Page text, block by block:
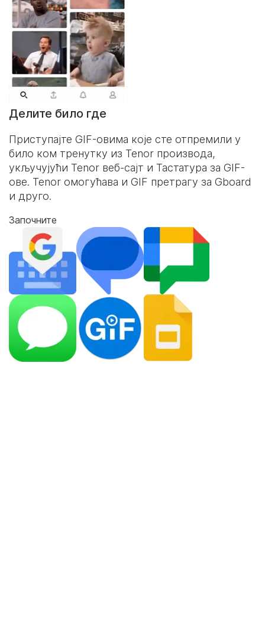
Делите било где
Приступајте GIF-овима које сте отпремили у
било ком тренутку из Tenor производа,
укључујући Tenor веб-сајт и Тастатура за GIF-
ове. Tenor омогућава и GIF претрагу за Gboard
и друго.
Започните